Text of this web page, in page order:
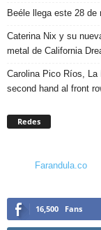
Beéle llega este 28 de
Caterina Nix y su
metal de California
Carolina Pico Ríos, La
second hand al front
Redes
Farandula.co
16,500 Fans